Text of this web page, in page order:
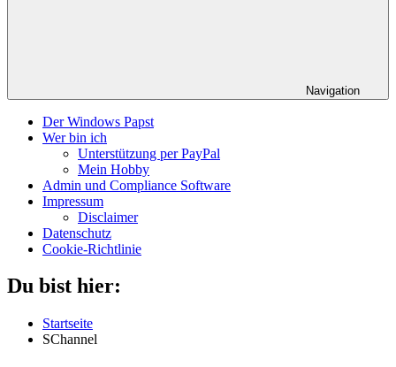
Navigation
Der Windows Papst
Wer bin ich
Unterstützung per PayPal
Mein Hobby
Admin und Compliance Software
Impressum
Disclaimer
Datenschutz
Cookie-Richtlinie
Du bist hier:
Startseite
SChannel